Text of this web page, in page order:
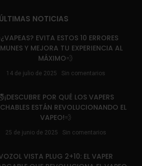
ÚLTIMAS NOTICIAS
EVITA ESTOS 10 ERRORES
Y MEJORA TU EXPERIENCIA AL
MÁXIMO💨
14 de julio de 2025 Sin comentarios
POR QUÉ LOS VAPERS
ESTÁN REVOLUCIONANDO EL
VAPEO!💨
25 de junio de 2025 Sin comentarios
VISTA PLUG 2+10: EL VAPER